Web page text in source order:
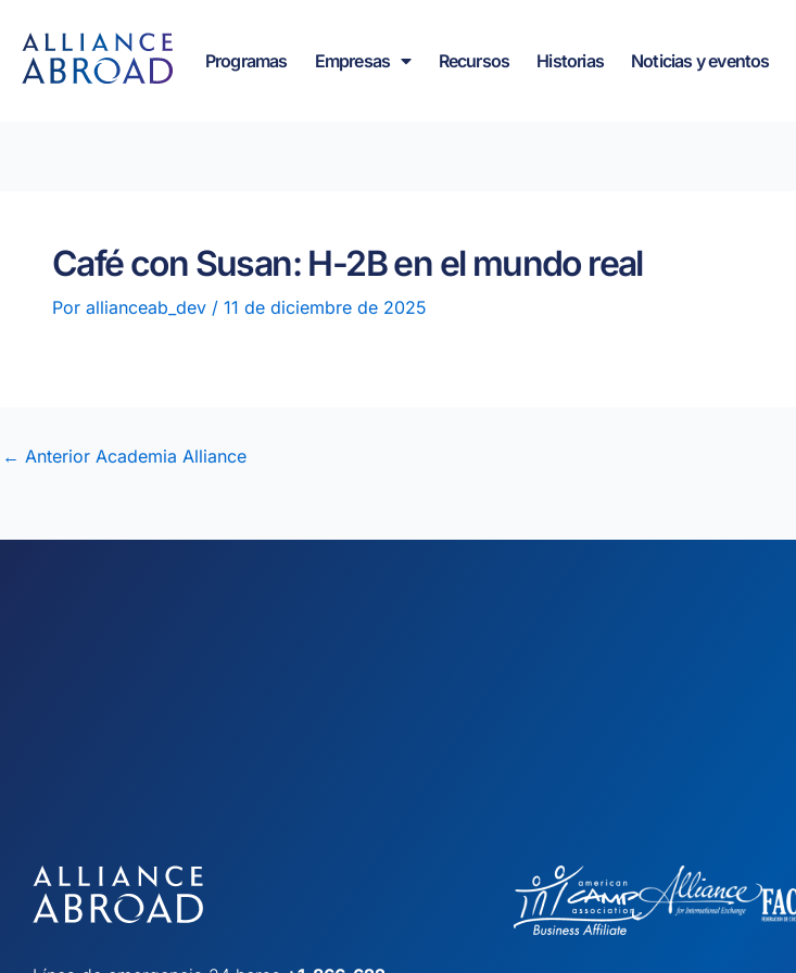
contenido
Programas Empresas Recursos Historias Noticias y eventos
Café con Susan: H-2B en el mundo real
Por allianceab_dev / 11 de diciembre de 2025
← Anterior Academia Alliance